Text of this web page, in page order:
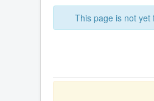
This page is not yet